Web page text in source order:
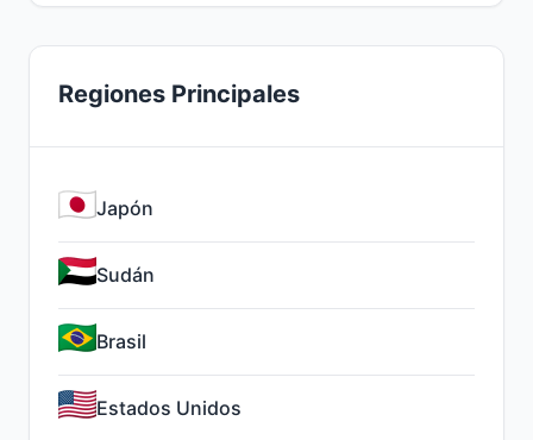
Regiones Principales
Japón
Sudán
Brasil
Estados Unidos